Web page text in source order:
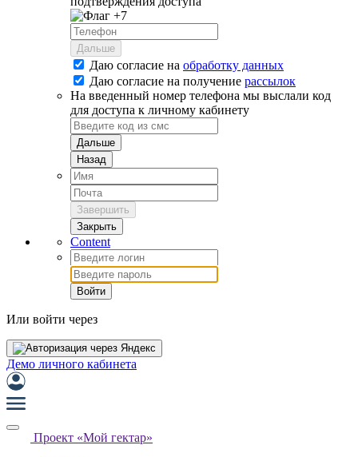
+7
Дальше
Даю согласие на обработку данных
Даю согласие на получение рассылок
На введенный номер телефона мы выслали код
для доступа к личному кабинету
Дальше
Назад
Завершить
Закрыть
Content
Войти
Или войти через
Демо личного кабинета
Проект «Мой гектар»